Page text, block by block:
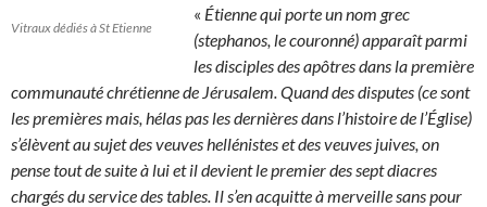
Vitraux dédiés à St Etienne
« Étienne qui porte un nom grec
(stephanos, le couronné) apparaît parmi
les disciples des apôtres dans la première
communauté chrétienne de Jérusalem. Quand des disputes (ce sont
les premières mais, hélas pas les dernières dans l’histoire de l’Église)
s’élèvent au sujet des veuves hellénistes et des veuves juives, on
pense tout de suite à lui et il devient le premier des sept diacres
chargés du service des tables. Il s’en acquitte à merveille sans pour